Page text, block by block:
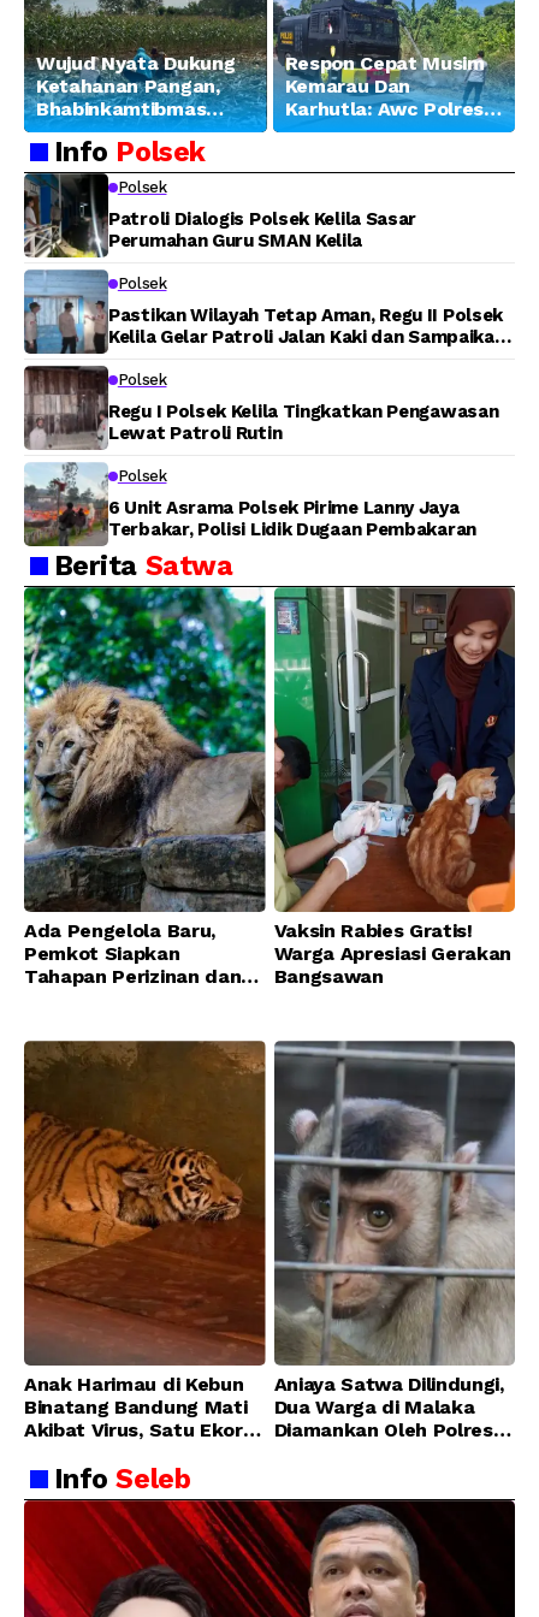
Wujud Nyata Dukung
Ketahanan Pangan,
Bhabinkamtibmas
Banjar Ausoy Turun
Langsung Bantu
Warga Panen Jagung
Respon Cepat Musim
Kemarau Dan
Karhutla: Awc Polres
Teluk Bintuni
Lahan di Jalan Poros
Info Polsek
Polsek
Patroli Dialogis Polsek Kelila Sasar
Perumahan Guru SMAN Kelila
Polsek
Pastikan Wilayah Tetap Aman, Regu II Polsek
Kelila Gelar Patroli Jalan Kaki dan Sampaikan
Polsek
Regu I Polsek Kelila Tingkatkan Pengawasan
Lewat Patroli Rutin
Polsek
6 Unit Asrama Polsek Pirime Lanny Jaya
Terbakar, Polisi Lidik Dugaan Pembakaran
Berita Satwa
Ada Pengelola Baru,
Pemkot Siapkan
Tahapan Perizinan dan
Vaksin Rabies Gratis!
Warga Apresiasi Gerakan
Bangsawan
Anak Harimau di Kebun
Binatang Bandung Mati
Akibat Virus, Satu Ekor
Membaik
Aniaya Satwa Dilindungi,
Dua Warga di Malaka
Diamankan Oleh Polres
InfoSeleb